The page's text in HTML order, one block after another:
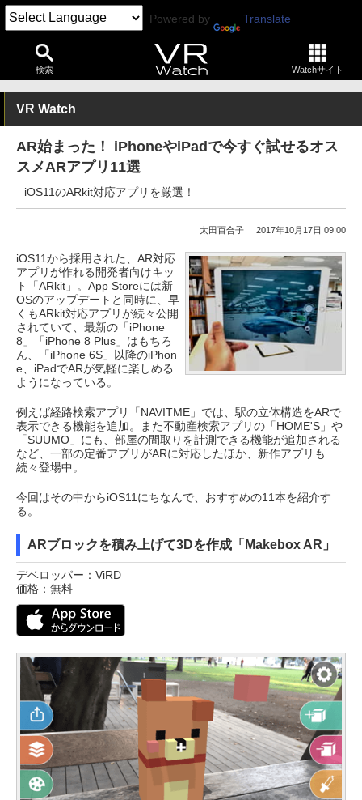
Powered by Translate
検索 Watchサイト
VR Watch
AR始まった！ iPhoneやiPadで今すぐ試せるオス
スメARアプリ11選
iOS11のARkit対応アプリを厳選！
太田百合子 2017年10月17日 09:00
iOS11から採用された、AR対応
アプリが作れる開発者向けキッ
ト「ARkit」。App Storeには新
OSのアップデートと同時に、早
くもARkit対応アプリが続々公開
されていて、最新の「iPhone
8」「iPhone 8 Plus」はもちろ
ん、「iPhone 6S」以降のiPhon
e、iPadでARが気軽に楽しめる
ようになっている。
例えば経路検索アプリ「NAVITME」では、駅の立体構造をARで
表示できる機能を追加。また不動産検索アプリの「HOME'S」や
「SUUMO」にも、部屋の間取りを計測できる機能が追加される
など、一部の定番アプリがARに対応したほか、新作アプリも
続々登場中。
今回はその中からiOS11にちなんで、おすすめの11本を紹介す
る。
ARブロックを積み上げて3Dを作成「Makebox AR」
デベロッパー：ViRD
価格：無料